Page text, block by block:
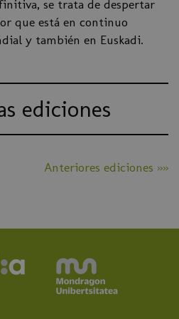
se trata de despertar
que está en continuo
y también en Euskadi.
ediciones
Anteriores ediciones »»